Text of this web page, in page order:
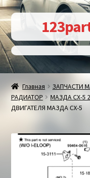
Перейти
к
навигации
Перейти
к
содержимому
Главная ЗАПЧАСТИ
РАДИАТОР
МАЗДА СХ-5
ДВИГАТЕЛЯ МАЗДА СХ-5